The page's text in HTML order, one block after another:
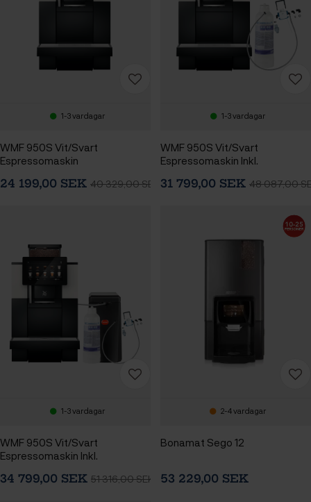
1-3 vardagar
WMF 950S Vit/Svart
Espressomaskin
24 199,00 SEK 40 329,00 SEK
1-3 vardagar
WMF 950S Vit/Svart
Espressomaskin Inkl.
31 799,00 SEK 48 087,00
1-3 vardagar
WMF 950S Vit/Svart
Espressomaskin Inkl.
Cooler 1L
34 799,00 SEK 51 316,00 SEK
2-4 vardagar
Bonamat Sego 12
53 229,00 SEK